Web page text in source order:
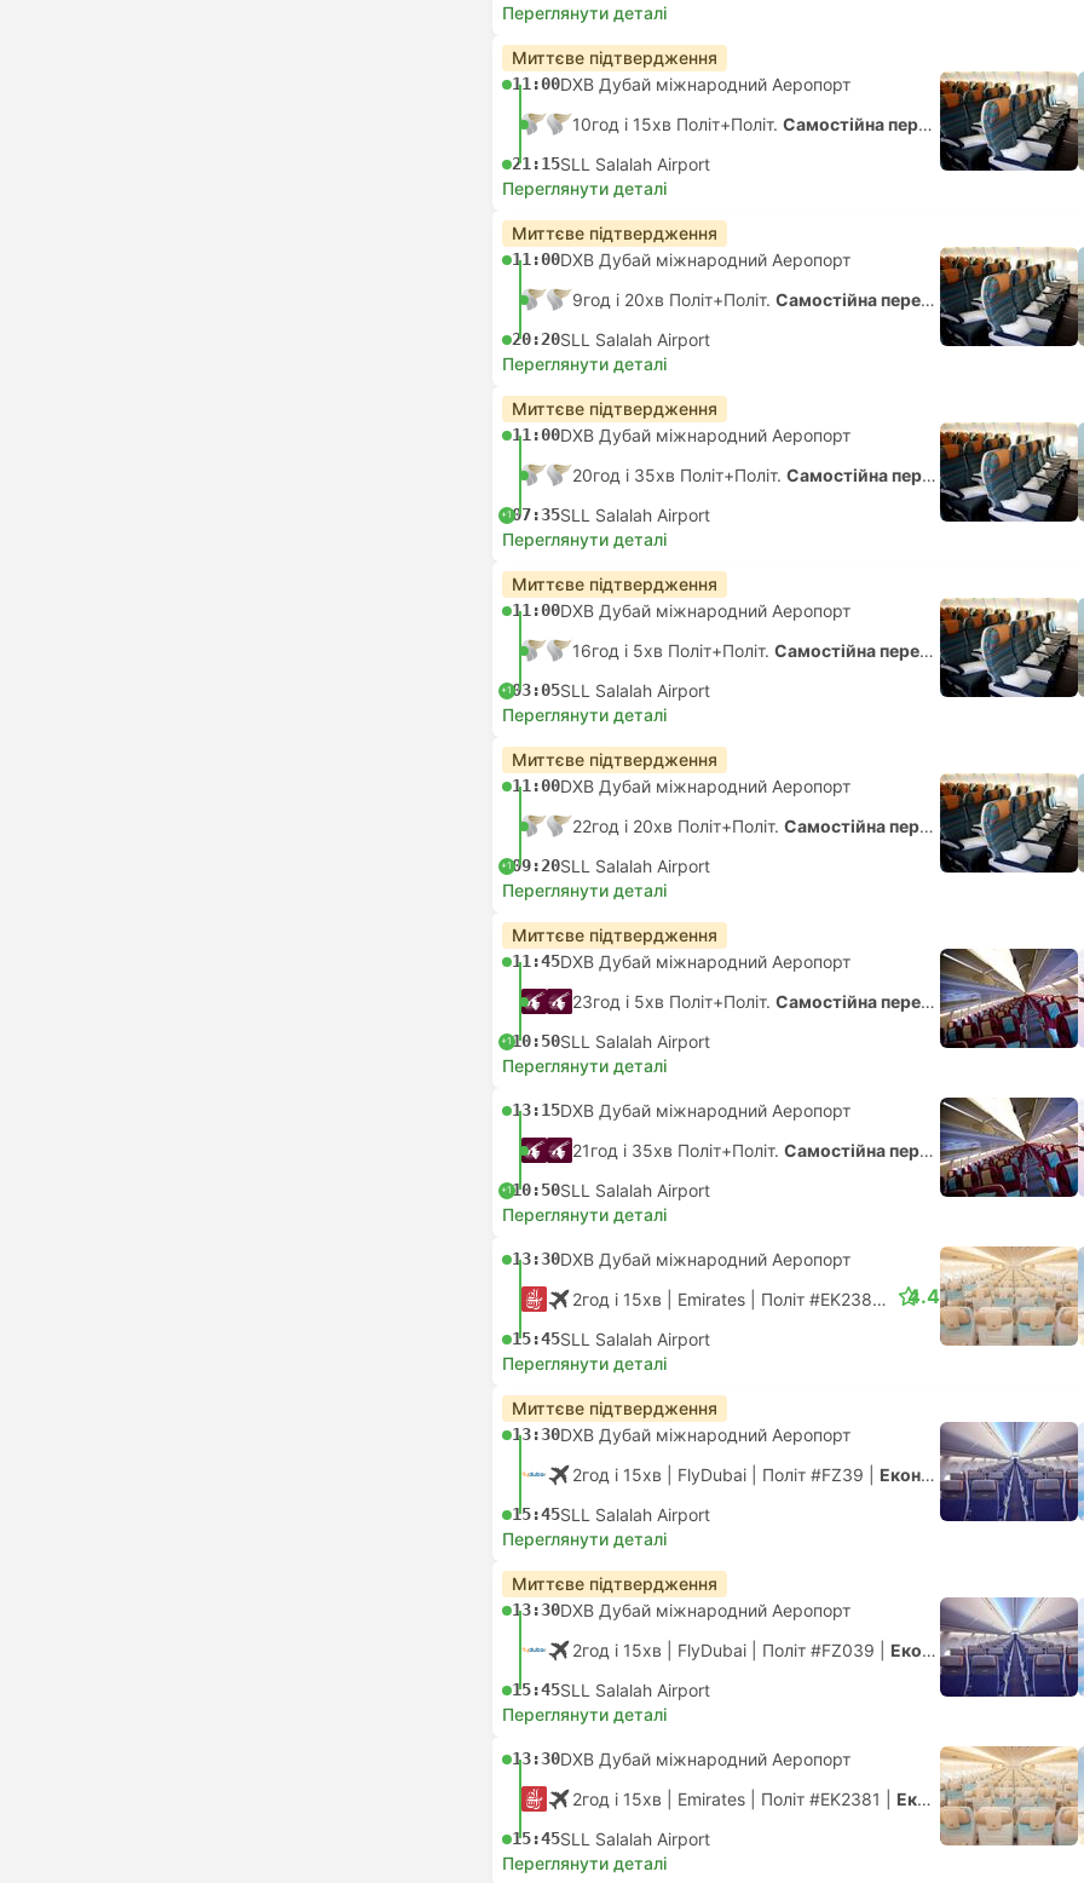
Переглянути деталі
Миттєве підтвердження
11:00DXB Дубай міжнародний Аеропорт
10год і 15хв Політ+Політ. Самостійна пересадка
21:15SLL Salalah Airport
Переглянути деталі
Миттєве підтвердження
11:00DXB Дубай міжнародний Аеропорт
9год і 20хв Політ+Політ. Самостійна пересадка
20:20SLL Salalah Airport
Переглянути деталі
Миттєве підтвердження
11:00DXB Дубай міжнародний Аеропорт
20год і 35хв Політ+Політ. Самостійна пересадка
+107:35SLL Salalah Airport
Переглянути деталі
Миттєве підтвердження
11:00DXB Дубай міжнародний Аеропорт
16год і 5хв Політ+Політ. Самостійна пересадка
+103:05SLL Salalah Airport
Переглянути деталі
Миттєве підтвердження
11:00DXB Дубай міжнародний Аеропорт
22год і 20хв Політ+Політ. Самостійна пересадка
+109:20SLL Salalah Airport
Переглянути деталі
Миттєве підтвердження
11:45DXB Дубай міжнародний Аеропорт
23год і 5хв Політ+Політ. Самостійна пересадка
+110:50SLL Salalah Airport
Переглянути деталі
13:15DXB Дубай міжнародний Аеропорт
21год і 35хв Політ+Політ. Самостійна пересадка
+110:50SLL Salalah Airport
Переглянути деталі
13:30DXB Дубай міжнародний Аеропорт
2год і 15хв | Emirates Політ #EK2381 | Економ
15:45SLL Salalah Airport
4.4
Переглянути деталі
Миттєве підтвердження
13:30DXB Дубай міжнародний Аеропорт
2год і 15хв | FlyDubai Політ #FZ39 Економ
15:45SLL Salalah Airport
Переглянути деталі
Миттєве підтвердження
13:30DXB Дубай міжнародний Аеропорт
2год і 15хв | FlyDubai Політ #FZ039 Економ
15:45SLL Salalah Airport
Переглянути деталі
13:30DXB Дубай міжнародний Аеропорт
2год і 15хв | Emirates Політ #EK2381 Економ
15:45SLL Salalah Airport
Переглянути деталі